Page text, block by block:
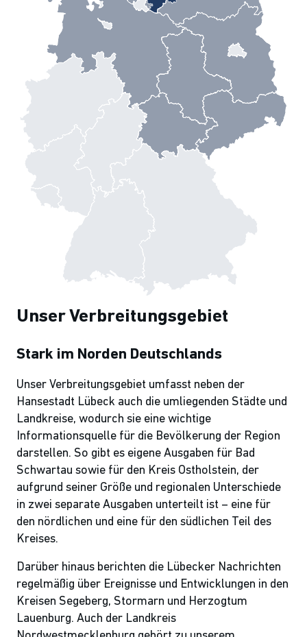
Unser Verbreitungsgebiet
Stark im Norden Deutschlands
Unser Verbreitungsgebiet umfasst neben der
Hansestadt Lübeck auch die umliegenden Städte und
Landkreise, wodurch sie eine wichtige
Informationsquelle für die Bevölkerung der Region
darstellen. So gibt es eigene Ausgaben für Bad
Schwartau sowie für den Kreis Ostholstein, der
aufgrund seiner Größe und regionalen Unterschiede
in zwei separate Ausgaben unterteilt ist – eine für
den nördlichen und eine für den südlichen Teil des
Kreises.
Darüber hinaus berichten die Lübecker Nachrichten
regelmäßig über Ereignisse und Entwicklungen in den
Kreisen Segeberg, Stormarn und Herzogtum
Lauenburg. Auch der Landkreis